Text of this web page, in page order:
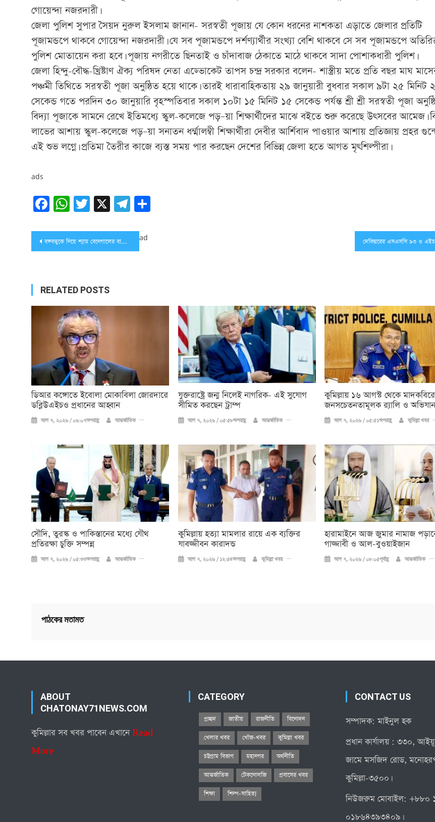
গোয়েন্দা নজরদারী।
জেলা পুলিশ সুপার সৈয়দ নুরুল ইসলাম জানান- সরস্বতী পূজায় যে কোন ধরনের নাশকতা এড়াতে জেলার প্রতিটি
পূজামন্ডপে থাকবে গোয়েন্দা নজরদারী। যে সব পূজামন্ডপে দর্শণ্যার্থীর সংখ্যা বেশি থাকবে সে সব পূজামন্ডপে
পুলিশ মোতায়েন করা হবে। পূজায় নগরীতে ছিনতাই ও চাঁদাবাজ ঠেকাতে মাঠে থাকবে সাদা পোশাকধারী পুলিশ।
জেলা হিন্দু-বৌদ্ধ-খ্রিষ্টাণ ঐক্য পরিষদ নেতা এড্ভোকেট তাপস চন্দ্র সরকার বলেন- শাস্ত্রীয় মতে প্রতি বছর মাঘ
পঞ্চমী তিথিতে সরস্বতী পূজা অনুষ্ঠিত হয়ে থাকে। তারই ধারাবাহিকতায় ২৯ জানুয়ারী বুধবার সকাল ৯টা ২৫ মিনিট
সেকেন্ড গতে পরদিন ৩০ জানুয়ারি বৃহস্পতিবার সকাল ১০টা ১৫ মিনিট ১৫ সেকেন্ড পর্যন্ত শ্রী শ্রী সরস্বতী পূজা
বিদ্যা পূজাকে সামনে রেখে ইতিমধ্যে স্কুল-কলেজে পড়–য়া শিক্ষার্থীদের মাঝে বইতে শুরু করেছে উৎসবের আমেজ।
লাভের আশায় স্কুল-কলেজে পড়–য়া সনাতন ধর্ম্মালম্বী শিক্ষার্থীরা দেবীর আর্শিবাদ পাওয়ার আশায় প্রতিজ্ঞায় প্রহর
এই শুভ লগ্নে। প্রতিমা তৈরীর কাজে ব্যস্ত সময় পার করছেন দেশের বিভিন্ন জেলা হতে আগত মৃৎশিল্পীরা।
ads
Facebook
WhatsApp
Twitter
X Telegram
Post
বঙ্গবন্ধুকে নিয়ে শ্যাম বেনেগালের বায়োপিক, বাংলাদেশ-ভারত চুক্তি ad
RELATED POSTS
ডিআর কঙ্গোতে ইবোলা মোকাবিলা জোরদারে
ডব্লিউএইচও প্রধানের আহ্বান
আগ ৭, ২০২৬ / ০৬:০৭অপরাহ্ণ আন্তর্জাতিক
যুক্তরাষ্ট্রে জন্ম নিলেই নাগরিক- এই সুযোগ
সীমিত করছেন ট্রাম্প
আগ ৭, ২০২৬ / ০৫:৫৮অপরাহ্ণ আন্তর্জাতিক
কুমিল্লায় ১৬ আগস্ট থেকে
জনসচেতনতামূলক র‍্যালি ও
আগ ৭, ২০২৬ / ০৫:৫১অপরাহ্ণ কুমিল্লা খবর
সৌদি, তুরস্ক ও পাকিস্তানের মধ্যে যৌথ
প্রতিরক্ষা চুক্তি সম্পন্ন
আগ ৭, ২০২৬ / ০৫:৩৩অপরাহ্ণ আন্তর্জাতিক
কুমিল্লায় হত্যা মামলার রায়ে এক ব্যক্তির
যাবজ্জীবন কারাদন্ড
আগ ৭, ২০২৬ / ১২:৫৪অপরাহ্ণ কুমিল্লা খবর
হারামাইনে আজ জুমার নামাজ
গাজ্জাবী ও আল-বুওয়াইজান
আগ ৭, ২০২৬ / ০৮:০৫পূর্বাহ্ণ আন্তর্জাতিক
পাঠকের মতামত
ABOUT
CHATONAY71NEWS.COM
কুমিল্লার সব খবর পাবেন এখানেRead
More
CATEGORY
প্রচ্ছদ জাতীয় রাজনীতি বিনোদন
খেলার খবর খোঁজ-খবর কুমিল্লা খবর
চট্টগ্রাম বিভাগ মহানগর অর্থনীতি
আন্তর্জাতিক টেকনোলজি প্রবাসের খবর
শিক্ষা শিল্প-সাহিত্য
CONTACT US
সম্পাদক: মাইনুল হক
প্রধান কার্যালয় : ৩৩০,
জামে মসজিদ রোড,
কুমিল্লা-৩৫০০।
নিউজরুম মোবাইল: +৮৮০
০১৮৬৪৩৯৩৪০৯।